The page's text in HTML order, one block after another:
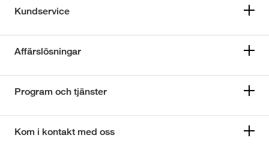
Kundservice
Affärslösningar
Program och tjänster
Kom i kontakt med oss